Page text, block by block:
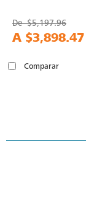
De$5,197.96
A $3,898.47
Comparar